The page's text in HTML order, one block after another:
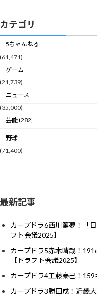
カテゴリ
5ちゃんねる
(61,471)
ゲーム
(21,739)
ニュース
(35,000)
芸能 (282)
野球
(71,400)
最新記事
カープドラ6西川篤夢！「
フト会議2025】
カープドラ5赤木晴哉！
【ドラフト会議2025】
カープドラ4工藤泰己！159
カープドラ3勝田成！近畿